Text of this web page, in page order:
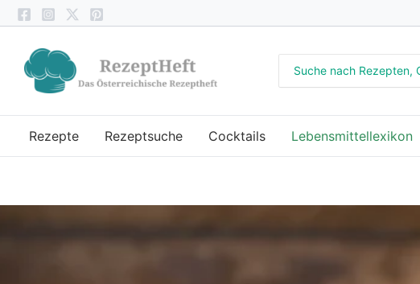
Zum
Inhalt
springen
for:
Rezepte Rezeptsuche Cocktails Lebensmittellexikon